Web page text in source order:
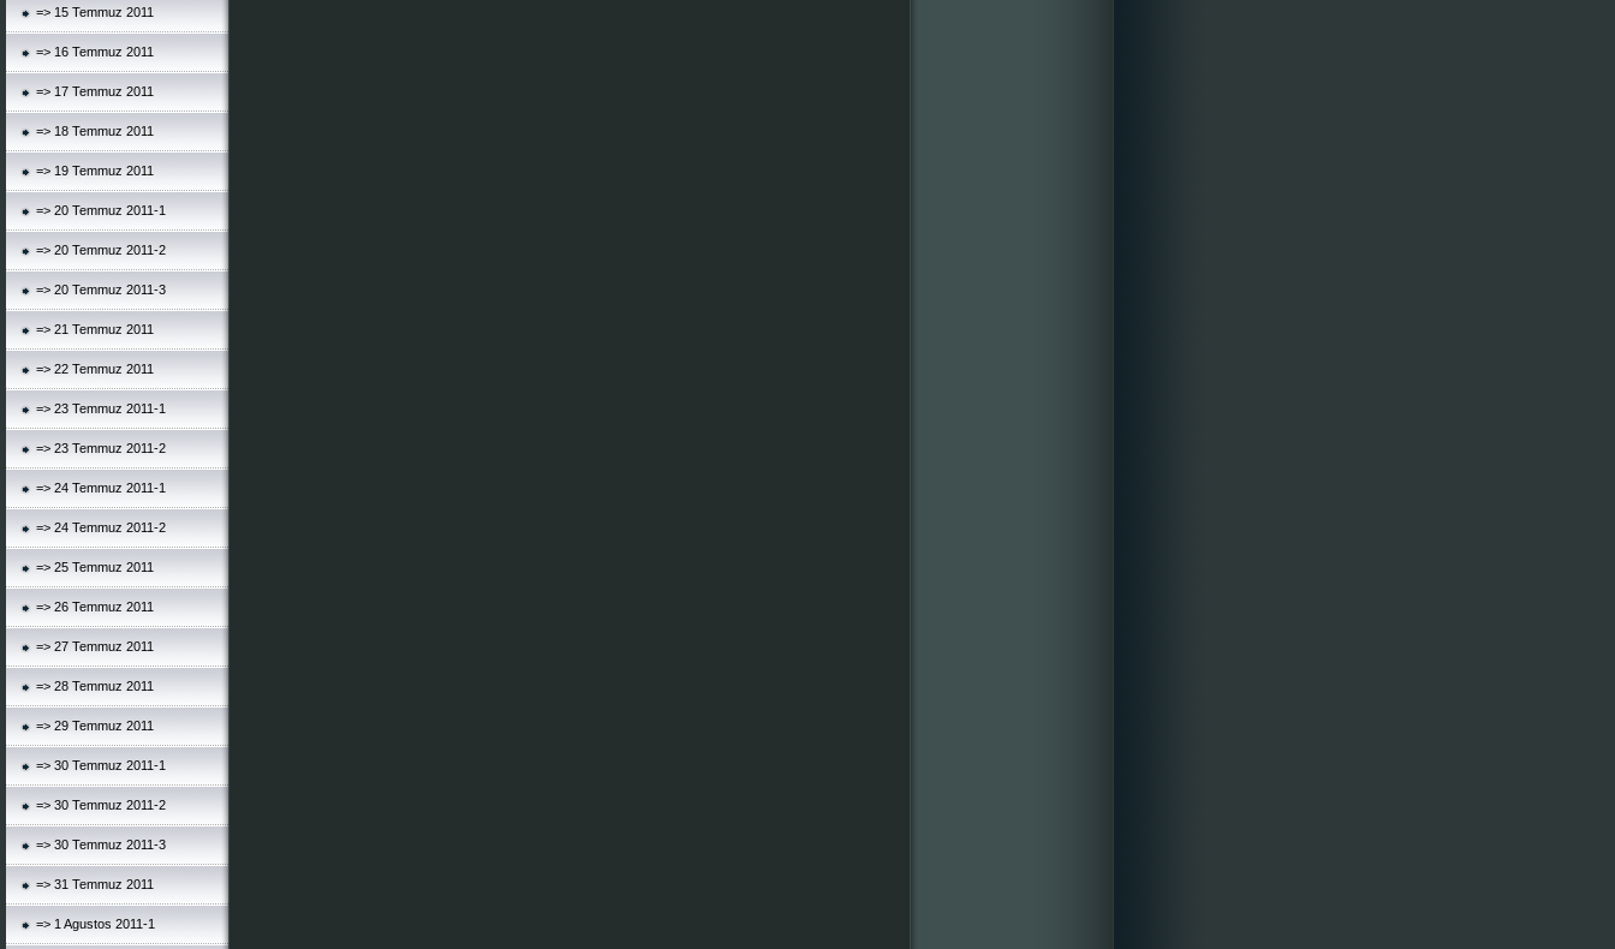
=> 15 Temmuz 2011
=> 16 Temmuz 2011
=> 17 Temmuz 2011
=> 18 Temmuz 2011
=> 19 Temmuz 2011
=> 20 Temmuz 2011-1
=> 20 Temmuz 2011-2
=> 20 Temmuz 2011-3
=> 21 Temmuz 2011
=> 22 Temmuz 2011
=> 23 Temmuz 2011-1
=> 23 Temmuz 2011-2
=> 24 Temmuz 2011-1
=> 24 Temmuz 2011-2
=> 25 Temmuz 2011
=> 26 Temmuz 2011
=> 27 Temmuz 2011
=> 28 Temmuz 2011
=> 29 Temmuz 2011
=> 30 Temmuz 2011-1
=> 30 Temmuz 2011-2
=> 30 Temmuz 2011-3
=> 31 Temmuz 2011
=> 1 Agustos 2011-1